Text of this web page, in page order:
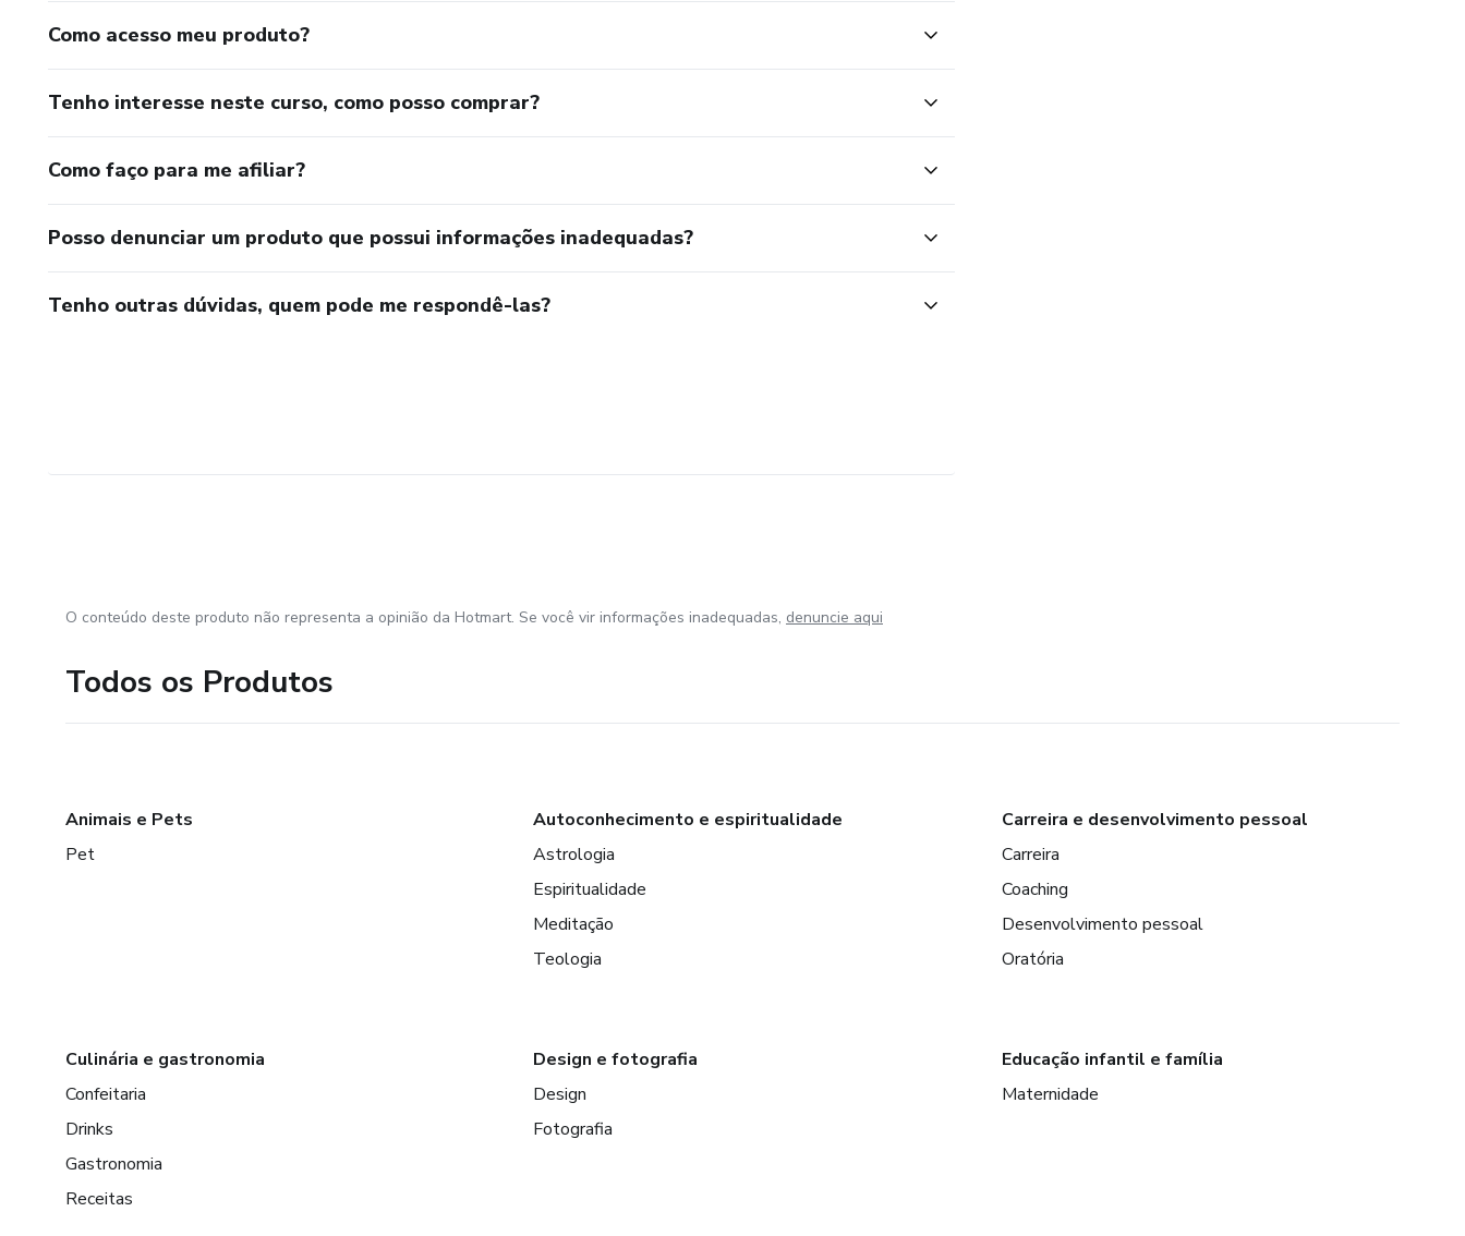
Como acesso meu produto?
Tenho interesse neste curso, como posso comprar?
Como faço para me afiliar?
Posso denunciar um produto que possui informações inadequadas?
Tenho outras dúvidas, quem pode me respondê-las?
O conteúdo deste produto não representa a opinião da Hotmart. Se você vir informações inadequadas, denuncie aqui
Todos os Produtos
Animais e Pets
Pet
Autoconhecimento e espiritualidade
Astrologia
Espiritualidade
Meditação
Teologia
Carreira e desenvolvimento pessoal
Carreira
Coaching
Desenvolvimento pessoal
Oratória
Culinária e gastronomia
Confeitaria
Drinks
Gastronomia
Receitas
Design e fotografia
Design
Fotografia
Educação infantil e família
Maternidade